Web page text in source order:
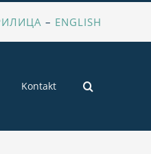
– ENGLISH
Kontakt